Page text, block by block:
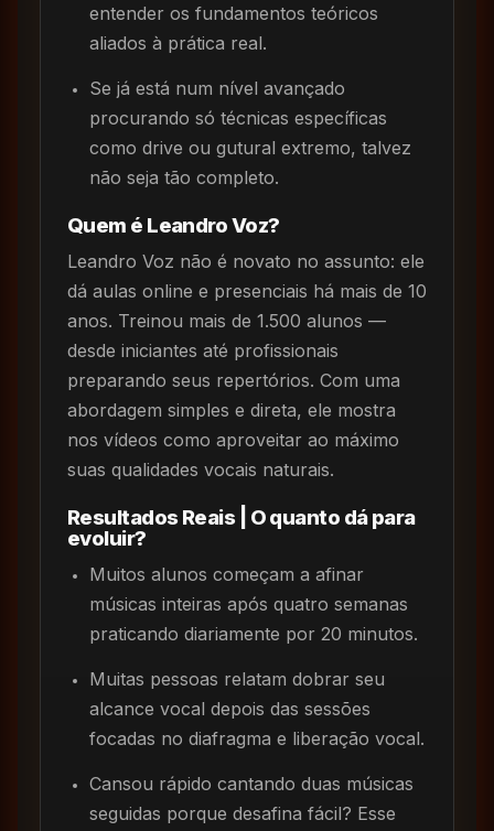
entender os fundamentos teóricos
aliados à prática real.
Se já está num nível avançado
procurando só técnicas específicas
como drive ou gutural extremo, talvez
não seja tão completo.
Quem é Leandro Voz?
Leandro Voz não é novato no assunto: ele
dá aulas online e presenciais há mais de 10
anos. Treinou mais de 1.500 alunos —
desde iniciantes até profissionais
preparando seus repertórios. Com uma
abordagem simples e direta, ele mostra
nos vídeos como aproveitar ao máximo
suas qualidades vocais naturais.
Resultados Reais | O quanto dá para
evoluir?
Muitos alunos começam a afinar
músicas inteiras após quatro semanas
praticando diariamente por 20 minutos.
Muitas pessoas relatam dobrar seu
alcance vocal depois das sessões
focadas no diafragma e liberação vocal.
Cansou rápido cantando duas músicas
seguidas porque desafina fácil? Esse